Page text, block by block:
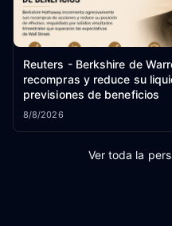
Reuters - Berkshire de
recompras y reduce su
previsiones de beneficios
8/8/2026
Ver toda la